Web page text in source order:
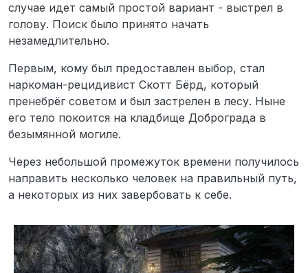
случае идет самый простой вариант - выстрел в
голову. Поиск было принято начать
незамедлительно.
Первым, кому был предоставлен выбор, стал
наркоман-рецидивист Скотт Бёрд, который
пренебрёг советом и был застрелен в лесу. Ныне
его тело покоится на кладбище Доброграда в
безымянной могиле.
Через небольшой промежуток времени получилось
направить несколько человек на правильный путь,
а некоторых из них завербовать к себе.